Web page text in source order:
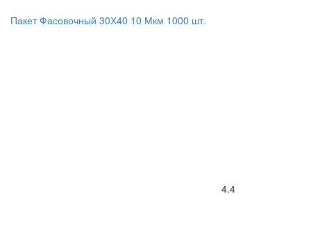
Пакет Фасовочный 30Х40 10 Мкм 1000 шт.
4.4